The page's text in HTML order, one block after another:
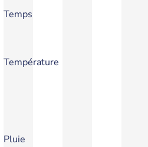
Temps
Température
Pluie